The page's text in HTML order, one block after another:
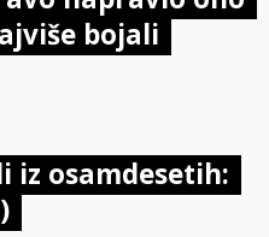
bojali
iz osamdesetih: